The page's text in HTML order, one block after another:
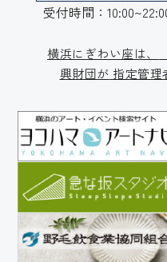
受付時間：
横浜にぎわい座は、
興財団が 指定管理